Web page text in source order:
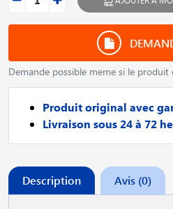
Demande possible meme si le produit
Produit original avec
Livraison sous 24 à 72
Description Avis (0)